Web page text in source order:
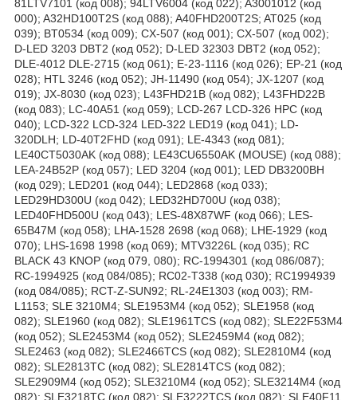
81LTV7101 (код 008); 94LTV6004 (код 022); A3001012 (код
000); A32HD100T2S (код 088); A40FHD200T2S; AT025 (код
039); BT0534 (код 009); CX-507 (код 001); CX-507 (код 002);
D-LED 3203 DBT2 (код 052); D-LED 32303 DBT2 (код 052);
DLE-4012 DLE-2715 (код 061); E-23-1116 (код 026); EP-21 (код
028); HTL 3246 (код 052); JH-11490 (код 054); JX-1207 (код
019); JX-8030 (код 023); L43FHD21B (код 082); L43FHD22B
(код 083); LC-40A51 (код 059); LCD-267 LCD-326 HPC (код
040); LCD-322 LCD-324 LED-322 LED19 (код 041); LD-
320DLH; LD-40T2FHD (код 091); LE-4343 (код 081);
LE40CT5030AK (код 088); LE43CU6550AK (MOUSE) (код 088);
LEA-24B52P (код 057); LED 3204 (код 001); LED DB3200BH
(код 029); LED201 (код 044); LED2868 (код 033);
LED29HD300U (код 042); LED32HD700U (код 038);
LED40FHD500U (код 043); LES-48X87WF (код 066); LES-
65B47M (код 058); LHA-1528 2698 (код 068); LHE-1929 (код
070); LHS-1698 1998 (код 069); MTV3226L (код 035); RC
BLACK 43 KNOP (код 079, 080); RC-1994301 (код 086/087);
RC-1994925 (код 084/085); RC02-T338 (код 030); RC1994939
(код 084/085); RCT-Z-SUN92; RL-24E1303 (код 003); RM-
L1153; SLE 3210M4; SLE1953M4 (код 052); SLE1958 (код
082); SLE1960 (код 082); SLE1961TCS (код 082); SLE22F53M4
(код 052); SLE2453M4 (код 052); SLE2459M4 (код 082);
SLE2463 (код 082); SLE2466TCS (код 082); SLE2810M4 (код
082); SLE2813TC (код 082); SLE2814TCS (код 082);
SLE2909M4 (код 052); SLE3210M4 (код 052); SLE3214M4 (код
082); SLE3218TC (код 082); SLE3222TCS (код 082); SLE40F11